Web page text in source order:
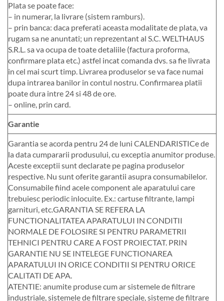
Plata se poate face:
– in numerar, la livrare (sistem ramburs).
– prin banca: daca preferati aceasta modalitate de plata, va
rugam sa ne anuntati; un reprezentant al S.C. WELTHAUS
S.R.L. sa va ocupa de toate detaliile (factura proforma,
confirmare plata etc.) astfel incat comanda dvs. sa fie livrata
in cel mai scurt timp. Livrarea produselor se va face numai
dupa intrarea banilor in contul nostru. Confirmarea platii
poate dura intre 24 si 48 de ore.
– online, prin card.
Garantie
Garantia se acorda pentru 24 de luni CALENDARISTICe de
la data cumpararii produsului, cu exceptia anumitor produse.
Aceste exceptii sunt declarate pe pagina produselor
respective. Nu sunt oferite garantii asupra consumabilelor.
Consumabile fiind acele component ale aparatului care
trebuiesc periodic inlocuite. Ex.: cartuse filtrante, lampi
garnituri, etc.GARANTIA SE REFERA LA
FUNCTIONALITATEA APARATULUI IN CONDITII
NORMALE DE FOLOSIRE SI PENTRU PARAMETRII
TEHNICI PENTRU CARE A FOST PROIECTAT. PRIN
GARANTIE NU SE INTELEGE FUNCTIONAREA
APARATULUI IN ORICE CONDITII SI PENTRU ORICE
CALITATI DE APA.
ATENTIE: anumite produse cum ar sistemele de filtrare
industriale, sistemele de filtrare speciale, sisteme de filtrare